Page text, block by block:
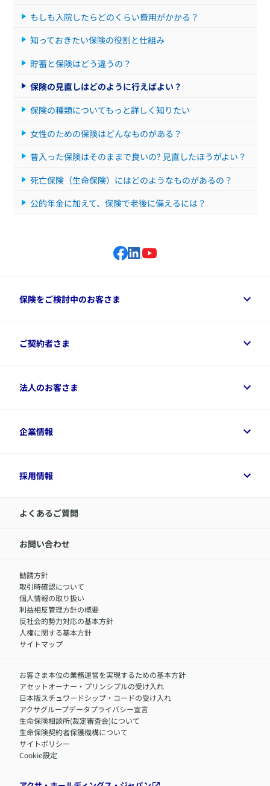
もしも入院したらどのくらい費用がかかる？
知っておきたい保険の役割と仕組み
貯蓄と保険はどう違うの？
保険の見直しはどのように行えばよい？
保険の種類についてもっと詳しく知りたい
女性のための保険はどんなものがある？
昔入った保険はそのままで良いの? 見直したほうがよい？
死亡保険（生命保険）にはどのようなものがあるの？
公的年金に加えて、保険で老後に備えるには？
保険をご検討中のお客さま
保険をご検討中のお客さまトップ
資料請求
変額保険各種情報
ご契約者さま
ご契約者さまトップ
デジタル約款
令和8年（2026年）分の生命保険料控除証明書について
アクサのネット完結保険（旧アクサダイレクト生命）
法人のお客さま
法人のお客さまトップ
経営者サポートサービス
企業情報
企業情報トップ
アクサ生命が選ばれる理由
IR情報
サステナビリティの取り組み
​お客さまを金融犯罪からお守りするために
アクサグループについて
採用情報
採用情報トップ
中途採用：内勤正社員
職）
中途採用：フィナンシャルプラン・アドバイザー（営業職）
障害者採用
よくあるご質問
お問い合わせ
勧誘方針
取引時確認について
個人情報の取り扱い
利益相反管理方針の概要
反社会的勢力対応の基本方針
人権に関する基本方針
サイトマップ
お客さま本位の業務運営を実現するための基本方針
アセットオーナー・プリンシプルの受け入れ
日本版スチュワードシップ・コードの受け入れ
アクサグループデータプライバシー宣言
生命保険相談所(裁定審査会)について
生命保険契約者保護機構について
サイトポリシー
Cookie設定